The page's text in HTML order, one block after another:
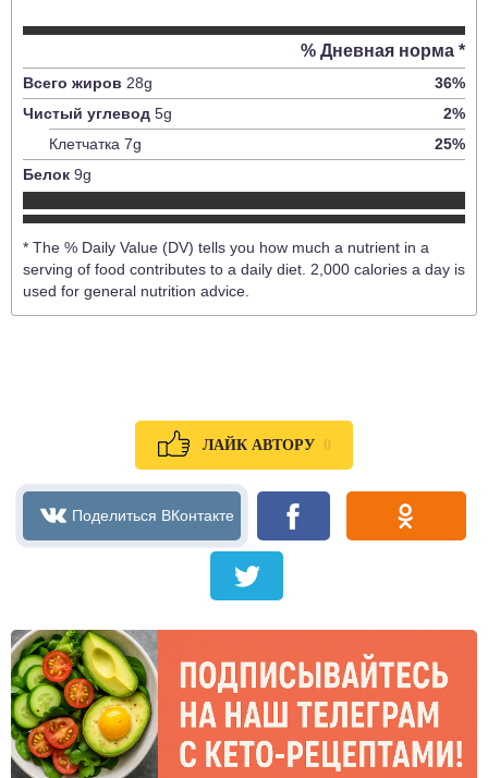
% Дневная норма *
Всего жиров 28g 36%
Чистый углевод 5g 2%
Клетчатка 7g 25%
Белок 9g
* The % Daily Value (DV) tells you how much a nutrient in a
serving of food contributes to a daily diet. 2,000 calories a day is
used for general nutrition advice.
ЛАЙК АВТОРУ 0